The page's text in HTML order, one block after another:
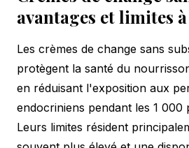
avantages et limites
Les crèmes de change sans
protègent la santé du
en réduisant l'exposition aux
endocriniens pendant les 1 000
Leurs limites résident